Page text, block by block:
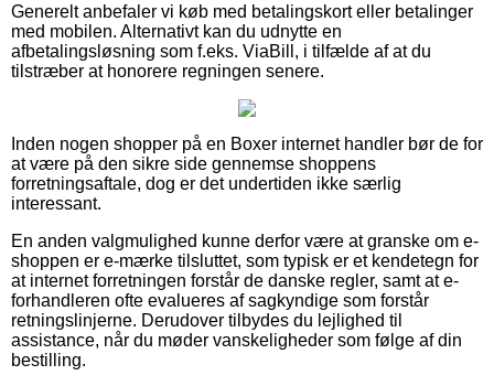
Generelt anbefaler vi køb med betalingskort eller betalinger
med mobilen. Alternativt kan du udnytte en
afbetalingsløsning som f.eks. ViaBill, i tilfælde af at du
tilstræber at honorere regningen senere.
Inden nogen shopper på en Boxer internet handler bør de for
at være på den sikre side gennemse shoppens
forretningsaftale, dog er det undertiden ikke særlig
interessant.
En anden valgmulighed kunne derfor være at granske om e-
shoppen er e-mærke tilsluttet, som typisk er et kendetegn for
at internet forretningen forstår de danske regler, samt at e-
forhandleren ofte evalueres af sagkyndige som forstår
retningslinjerne. Derudover tilbydes du lejlighed til
assistance, når du møder vanskeligheder som følge af din
bestilling.